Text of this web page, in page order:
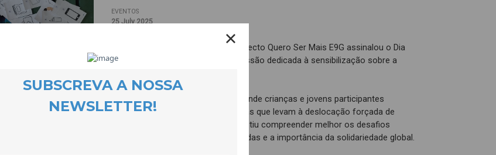
EVENTOS
25 July 2025
No passado dia 20 de Junho, o projecto Quero Ser Mais E9G assinalou o Dia
Mundial do Refugiado com uma sessão dedicada à sensibilização sobre a
O dia foi marcado por um debate, onde crianças e jovens participantes
reflectiram sobre as diversas causas que levam à deslocação forçada de
populações. A troca de ideias permitiu compreender melhor os desafios
enfrentados pelas pessoas refugiadas e a importância da solidariedade global.